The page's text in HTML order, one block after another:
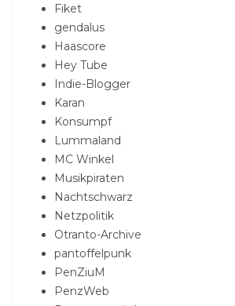
Fiket
gendalus
Haascore
Hey Tube
Indie-Blogger
Karan
Konsumpf
Lummaland
MC Winkel
Musikpiraten
Nachtschwarz
Netzpolitik
Otranto-Archive
pantoffelpunk
PenZiuM
PenzWeb